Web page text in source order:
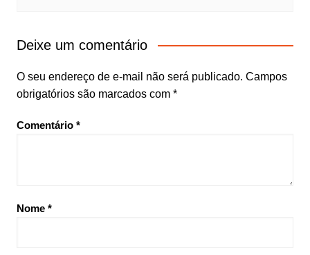
Deixe um comentário
O seu endereço de e-mail não será publicado. Campos
obrigatórios são marcados com *
Comentário *
Nome *